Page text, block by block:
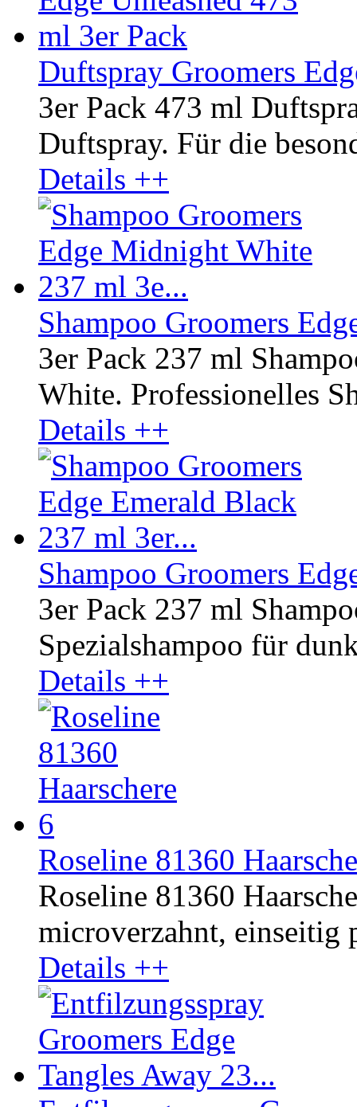
Duftspray Groomers
3er Pack 473 ml
Duftspray. Für die
Details ++
Shampoo Groomers
3er Pack 237 ml
White. Professionelles
Details ++
Shampoo Groomers
3er Pack 237 ml
Spezialshampoo für
Details ++
Roseline 81360
Roseline 81360
microverzahnt, einseitig
Details ++